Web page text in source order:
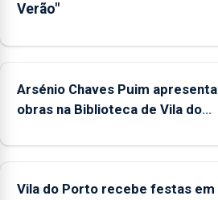
Verão"
Arsénio Chaves Puim apresenta
obras na Biblioteca de Vila do
Vila do Porto recebe festas em